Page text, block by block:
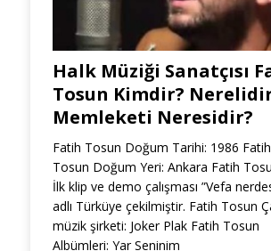
Halk Müziği Sanatçısı
Tosun Kimdir?
Memleketi Neresidir?
Fatih Tosun Doğum Tarihi: 1986 Fatih
Tosun Doğum Yeri: Ankara Fatih
İlk klip ve demo çalışması ”Vefa
adlı Türküye çekilmiştir. Fatih Tosun
müzik şirketi: Joker Plak Fatih Tosun
Albümleri: Yar Seninim